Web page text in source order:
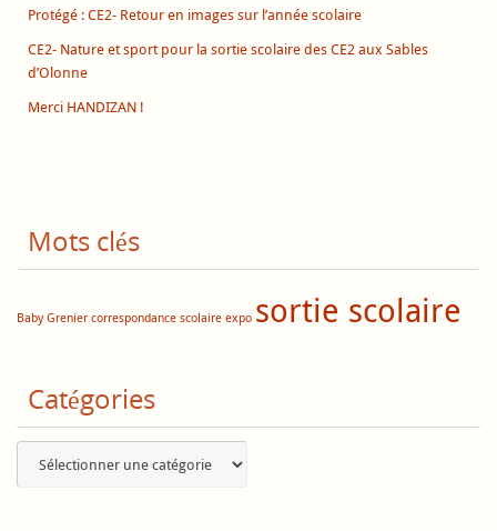
Protégé : CE2- Retour en images sur l’année scolaire
CE2- Nature et sport pour la sortie scolaire des CE2 aux Sables
d’Olonne
Merci HANDIZAN !
Mots clés
Baby Grenier correspondance scolaire expo sortie scolaire
Catégories